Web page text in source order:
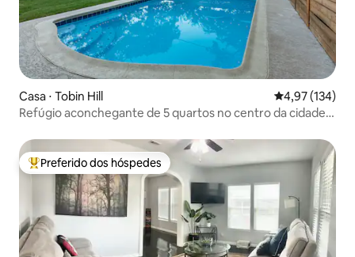
Casa ⋅ Tobin Hill 4,97 de uma
4,97 (134)
Refúgio aconchegante de 5 quartos no centro da cidade
Entre os melhores preferidos dos hóspedes
Preferido dos hóspedes